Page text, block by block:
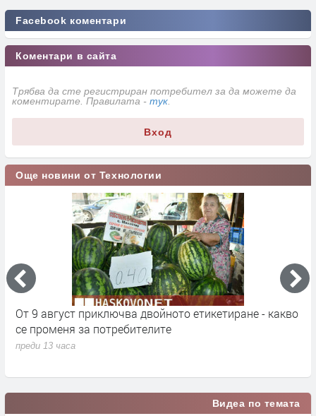
Facebook коментари
Коментари в сайта
Трябва да сте регистриран потребител за да можете да
коментирате. Правилата - тук
Вход
Още новини от Технологии
От 9 август приключва двойното етикетиране - какво
се променя за потребителите
преди 13 часа
Видеа по темата